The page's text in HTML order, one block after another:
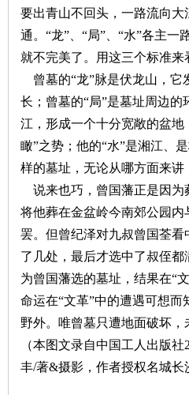
要出青山不回头，一路流向
通。“龙”、“局”、“水”各主
就不完美了。用这三个标准来
曾墓的“龙”脉是伏龙山，
长；曾墓的“局”是墓址周边
江，形成一个十分宽敞的盆
瞰”之势；他的“水”是湘江、
样的墓址，无论从哪方面来
说来也巧，曾国藩正是因
将他葬在金盆岭今南郊公园
罢。但曾纪泽对九叔曾国荃
了几处，最后才选中了叔侄
为曾国藩选的墓址，结果在“
命运在“文革”中的遭遇可想
野外。唯曾墓只遭地面破坏
（本图文录自中国工人出版
丰/著&摄影，作者授权名城长